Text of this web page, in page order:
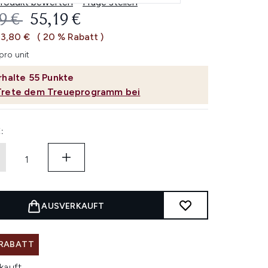
55 Punkte
dem Treueprogramm bei
PREISEMPFEHLUNG:
€ AKTUELLER PREIS:
55,19 €
€ ( 20 % Rabatt )
unit
AUSVERKAUFT